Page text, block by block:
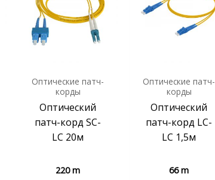
Оптические патч-
корды
Оптический
патч-корд SC-
LC 20м
220m
Оптические патч-
корды
Оптический
патч-корд LC-
LC 1,5м
66m